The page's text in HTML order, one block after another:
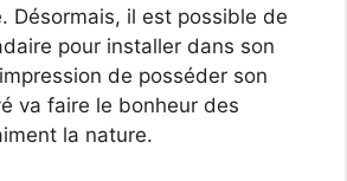
Désormais, il est possible de
pour installer dans son
de posséder son
va faire le bonheur des
la nature.